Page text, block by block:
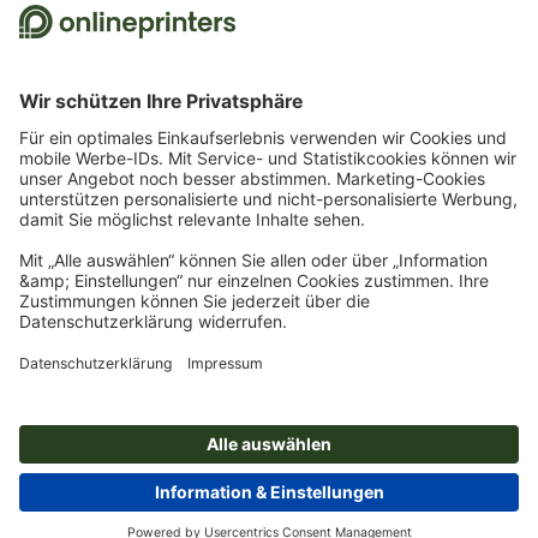
Barauszahlung. Nicht mit weiteren Aktionen kombinierbar. Die Aktion gilt bis
einen Klick bestätigen. Erst dann senden wir Ihnen den Rabattcode und künftig
unseren Newsletter zu. Natürlich können Sie sich jederzeit wieder abmelden.
Maximale Höhe des Rabatts: 150 € des Bestellwerts (netto). Einmalig einlösbar.
Kein Mindestbestellwert. Keine Barauszahlung. Nicht mit weiteren Aktionen oder
Gutscheincodes kombinierbar.Der Gutschein ist nach Erhalt sechs Wochen gültig.
Warenkorb eintragen und auf ausgewählte Produkte sparen. Kein
Mindestbestellwert. Mehrfach einlösbar. Keine Barauszahlung. Nicht mit weiteren
Aktionen kombinierbar. Die Aktion gilt bis einschließlich 31.08.2026.
Warenkorb eintragen und auf ausgewählte Produkte sparen. Kein